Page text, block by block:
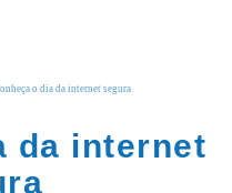
o dia da internet segura
da internet